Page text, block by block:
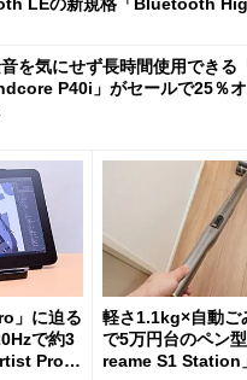
を気にせず長時間使用できる
P40i」がセールで25％
」に迫る
で約3
Pro 2
軽さ1.1kg×自動ご
で5万円台のペン
reame S1